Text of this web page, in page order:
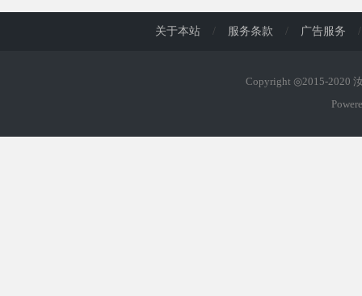
关于本站 / 服务条款 / 广告服务 /
Copyright ◎2015-2020